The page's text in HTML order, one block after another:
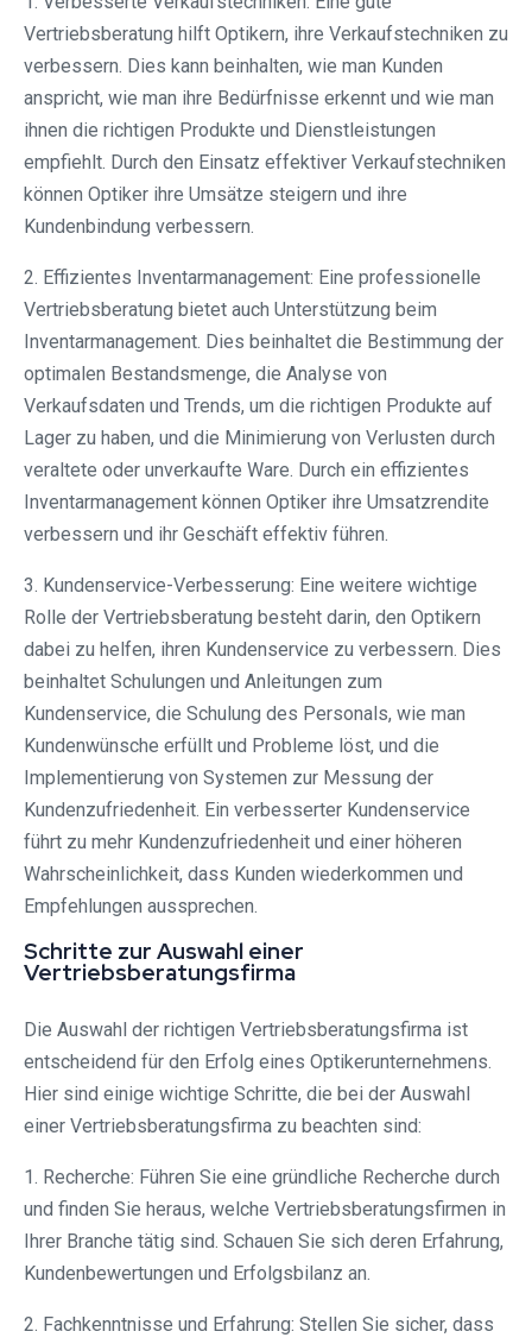
Vertriebsberatung hilft Optikern, ihre Verkaufstechniken zu
verbessern. Dies kann beinhalten, wie man Kunden
anspricht, wie man ihre Bedürfnisse erkennt und wie man
ihnen die richtigen Produkte und Dienstleistungen
empfiehlt. Durch den Einsatz effektiver Verkaufstechniken
können Optiker ihre Umsätze steigern und ihre
Kundenbindung verbessern.
2. Effizientes Inventarmanagement: Eine professionelle
Vertriebsberatung bietet auch Unterstützung beim
Inventarmanagement. Dies beinhaltet die Bestimmung der
optimalen Bestandsmenge, die Analyse von
Verkaufsdaten und Trends, um die richtigen Produkte auf
Lager zu haben, und die Minimierung von Verlusten durch
veraltete oder unverkaufte Ware. Durch ein effizientes
Inventarmanagement können Optiker ihre Umsatzrendite
verbessern und ihr Geschäft effektiv führen.
3. Kundenservice-Verbesserung: Eine weitere wichtige
Rolle der Vertriebsberatung besteht darin, den Optikern
dabei zu helfen, ihren Kundenservice zu verbessern. Dies
beinhaltet Schulungen und Anleitungen zum
Kundenservice, die Schulung des Personals, wie man
Kundenwünsche erfüllt und Probleme löst, und die
Implementierung von Systemen zur Messung der
Kundenzufriedenheit. Ein verbesserter Kundenservice
führt zu mehr Kundenzufriedenheit und einer höheren
Wahrscheinlichkeit, dass Kunden wiederkommen und
Empfehlungen aussprechen.
Schritte zur Auswahl einer
Vertriebsberatungsfirma
Die Auswahl der richtigen Vertriebsberatungsfirma ist
entscheidend für den Erfolg eines Optikerunternehmens.
Hier sind einige wichtige Schritte, die bei der Auswahl
einer Vertriebsberatungsfirma zu beachten sind:
1. Recherche: Führen Sie eine gründliche Recherche durch
und finden Sie heraus, welche Vertriebsberatungsfirmen in
Ihrer Branche tätig sind. Schauen Sie sich deren Erfahrung,
Kundenbewertungen und Erfolgsbilanz an.
2. Fachkenntnisse und Erfahrung: Stellen Sie sicher, dass